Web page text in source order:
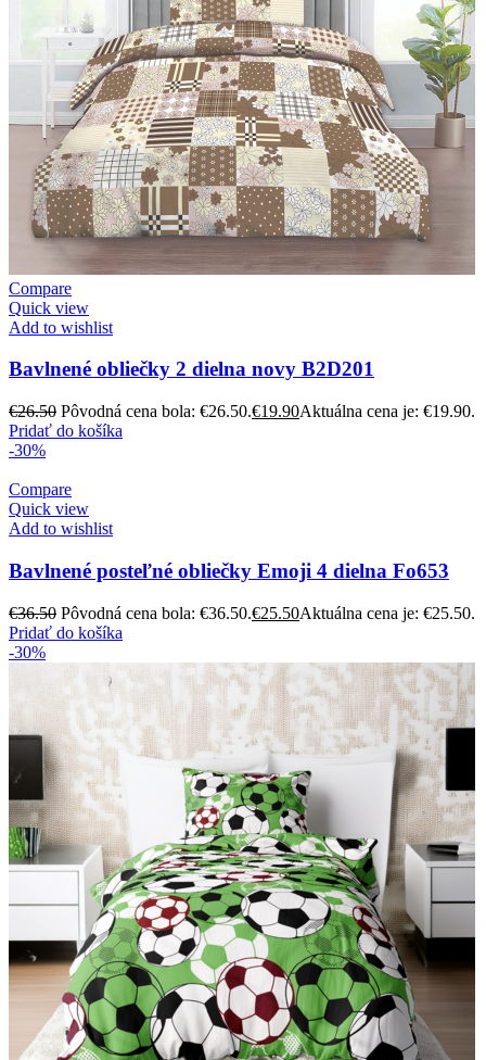
Compare
Quick view
Add to wishlist
Bavlnené obliečky 2 dielna novy B2D201
€26.50 Pôvodná cena bola: €26.50.€19.90Aktuálna cena je: €19.90.
Pridať do košíka
-30%
Compare
Quick view
Add to wishlist
Bavlnené posteľné obliečky Emoji 4 dielna Fo653
€36.50 Pôvodná cena bola: €36.50.€25.50Aktuálna cena je: €25.50.
Pridať do košíka
-30%